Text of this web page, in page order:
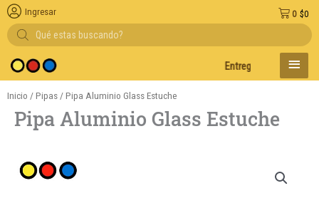
Búsqueda
de
productos
Entregas en el día en
$0
0
Ingresar
MENÚ
Inicio / Pipas / Pipa Aluminio Glass Estuche
Pipa Aluminio Glass Estuche